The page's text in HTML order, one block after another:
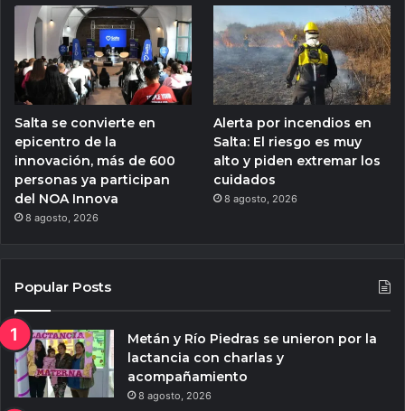
Salta se convierte en
epicentro de la
innovación, más de 600
personas ya participan
del NOA Innova
8 agosto, 2026
Alerta por incendios en
Salta: El riesgo es muy
alto y piden extremar los
cuidados
8 agosto, 2026
Popular Posts
Metán y Río Piedras se unieron por la
lactancia con charlas y
acompañamiento
8 agosto, 2026